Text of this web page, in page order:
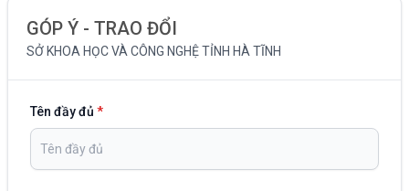
GÓP Ý - TRAO ĐỔI
SỞ KHOA HỌC VÀ CÔNG NGHỆ TỈNH HÀ TĨNH
Tên đầy đủ *